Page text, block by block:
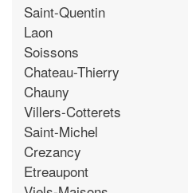
Saint-Quentin
Laon
Soissons
Chateau-Thierry
Chauny
Villers-Cotterets
Saint-Michel
Crezancy
Etreaupont